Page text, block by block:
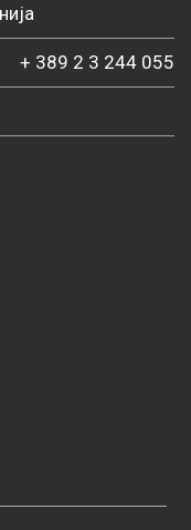
+ 389 2 3 244 055